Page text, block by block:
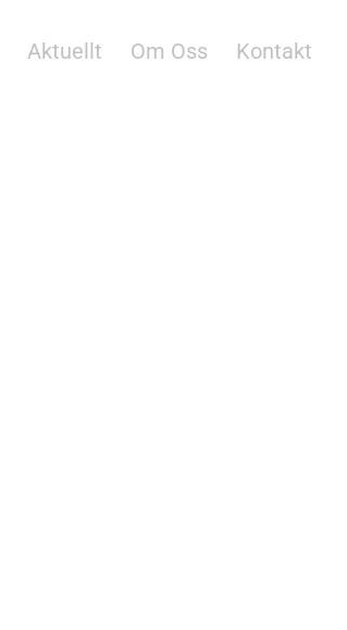
Aktuellt Om Oss Kontakt